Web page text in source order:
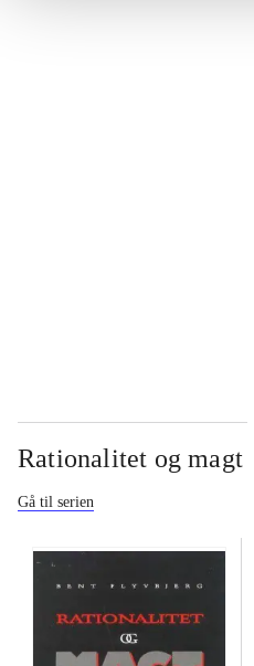
Rationalitet og magt
Gå til serien